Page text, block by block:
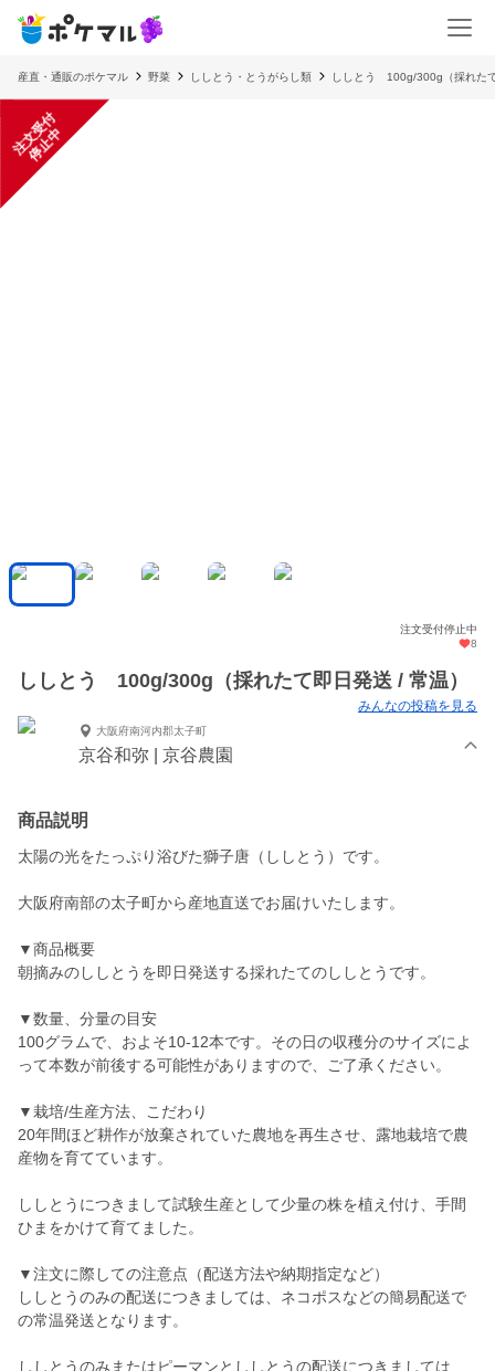
産直・通販のポケマル 野菜 ししとう・とうがらし類 ししとう 100g/300g（採れた
注
文
受
付
停
止
中
注文受付停止中
8
ししとう 100g/300g（採れたて即日発送 / 常温）
みんなの投稿を見る
大阪府南河内郡太子町
京谷和弥 | 京谷農園
商品説明
太陽の光をたっぷり浴びた獅子唐（ししとう）です。
大阪府南部の太子町から産地直送でお届けいたします。
▼商品概要
朝摘みのししとうを即日発送する採れたてのししとうです。
▼数量、分量の目安
100グラムで、およそ10-12本です。その日の収穫分のサイズによ
って本数が前後する可能性がありますので、ご了承ください。
▼栽培/生産方法、こだわり
20年間ほど耕作が放棄されていた農地を再生させ、露地栽培で農
産物を育てています。
ししとうにつきまして試験生産として少量の株を植え付け、手間
ひまをかけて育てました。
▼注文に際しての注意点（配送方法や納期指定など）
ししとうのみの配送につきましては、ネコポスなどの簡易配送で
の常温発送となります。
ししとうのみまたはピーマンとししとうの配送につきましては、